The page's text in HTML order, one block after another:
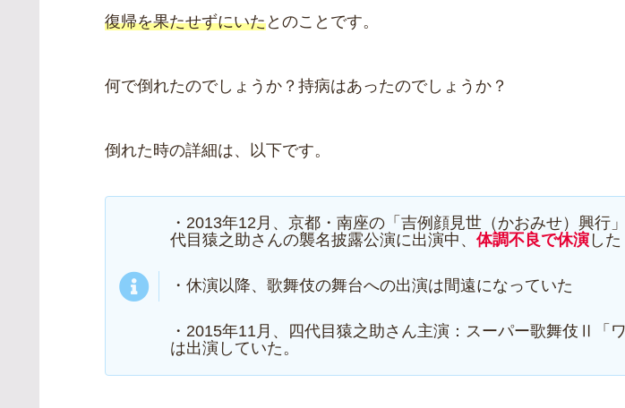
復帰を果たせずにいたとのことです。
何で倒れたのでしょうか？持病はあったのでしょうか？
倒れた時の詳細は、以下です。
・2013年12月、京都・南座の「吉例顔見世（かおみせ）興行
代目猿之助さんの襲名披露公演に出演中、 体調不良で休演 した
・休演以降、歌舞伎の舞台への出演は間遠になっていた
・2015年11月、四代目猿之助さん主演：スーパー歌舞伎Ⅱ「
は出演していた。